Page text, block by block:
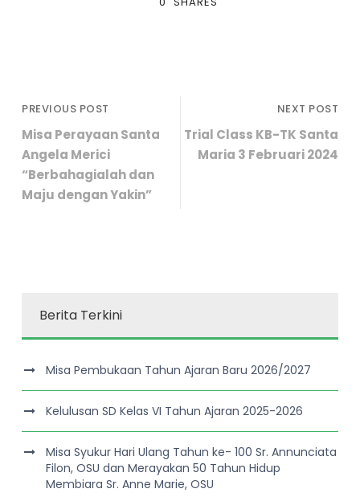
PREVIOUS POST
Misa Perayaan Santa
Angela Merici
“Berbahagialah dan
Maju dengan Yakin”
NEXT POST
Trial Class KB-TK Santa
Maria 3 Februari 2024
Berita Terkini
Misa Pembukaan Tahun Ajaran Baru 2026/2027
Kelulusan SD Kelas VI Tahun Ajaran 2025-2026
Misa Syukur Hari Ulang Tahun ke- 100 Sr. Annunciata
Filon, OSU dan Merayakan 50 Tahun Hidup
Membiara Sr. Anne Marie, OSU